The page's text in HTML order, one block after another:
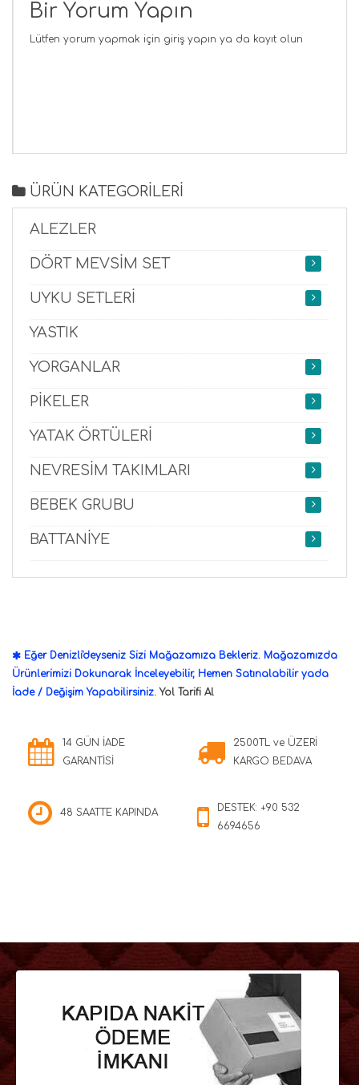
Bir Yorum Yapın
Lütfen yorum yapmak için giriş yapın ya da kayıt olun
ÜRÜN KATEGORİLERİ
ALEZLER
DÖRT MEVSİM SET
UYKU SETLERİ
YASTIK
YORGANLAR
PİKELER
YATAK ÖRTÜLERİ
NEVRESİM TAKIMLARI
BEBEK GRUBU
BATTANİYE
Eğer Denizli'deyseniz Sizi Mağazamıza Bekleriz. Mağazamızda
Ürünlerimizi Dokunarak İnceleyebilir, Hemen Satınalabilir yada
İade / Değişim Yapabilirsiniz.Yol Tarifi Al
14 GÜN İADE
GARANTİSİ
2500TL ve ÜZERİ
KARGO BEDAVA
48 SAATTE KAPINDA
DESTEK: +90 532
6694656